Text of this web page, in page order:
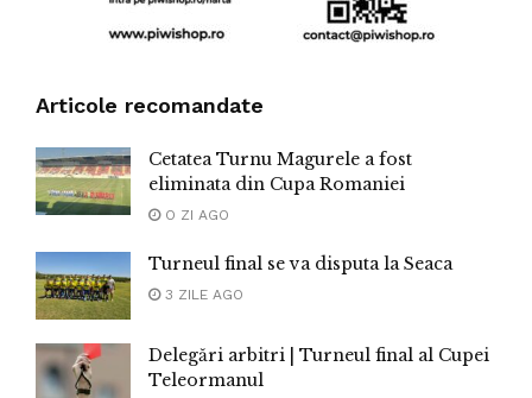
Articole recomandate
Cetatea Turnu Magurele a fost
eliminata din Cupa Romaniei
O ZI AGO
Turneul final se va disputa la Seaca
3 ZILE AGO
Delegări arbitri | Turneul final al Cupei
Teleormanul